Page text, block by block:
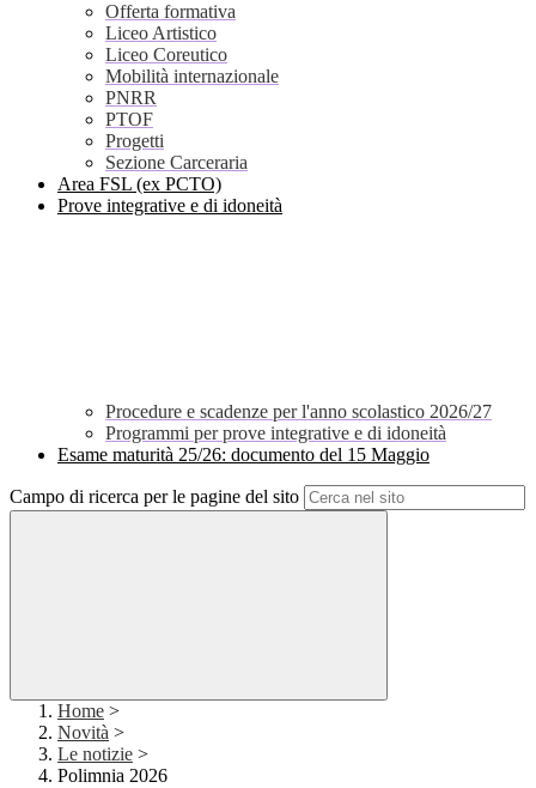
Offerta formativa
Liceo Artistico
Liceo Coreutico
Mobilità internazionale
PNRR
PTOF
Progetti
Sezione Carceraria
Area FSL (ex PCTO)
Prove integrative e di idoneità
Procedure e scadenze per l'anno scolastico 2026/27
Programmi per prove integrative e di idoneità
Esame maturità 25/26: documento del 15 Maggio
Campo di ricerca per le pagine del sito
Home >
Novità >
Le notizie >
Polimnia 2026